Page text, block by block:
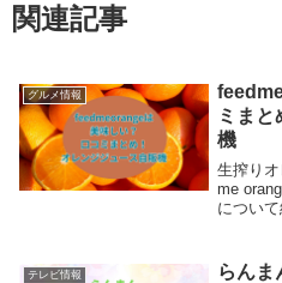
関連記事
グルメ情報
ミまと
機
生搾り
me
につい
でオレ
テレビ情報
らんま